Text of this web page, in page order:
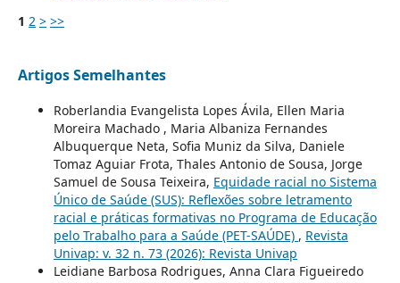
1 2 > >>
Artigos Semelhantes
Roberlandia Evangelista Lopes Ávila, Ellen Maria
Moreira Machado , Maria Albaniza Fernandes
Albuquerque Neta, Sofia Muniz da Silva, Daniele
Tomaz Aguiar Frota, Thales Antonio de Sousa, Jorge
Samuel de Sousa Teixeira, Equidade racial no Sistema
Único de Saúde (SUS): Reflexões sobre letramento
racial e práticas formativas no Programa de Educação
pelo Trabalho para a Saúde (PET-SAÚDE) , Revista
Univap: v. 32 n. 73 (2026): Revista Univap
Leidiane Barbosa Rodrigues, Anna Clara Figueiredo